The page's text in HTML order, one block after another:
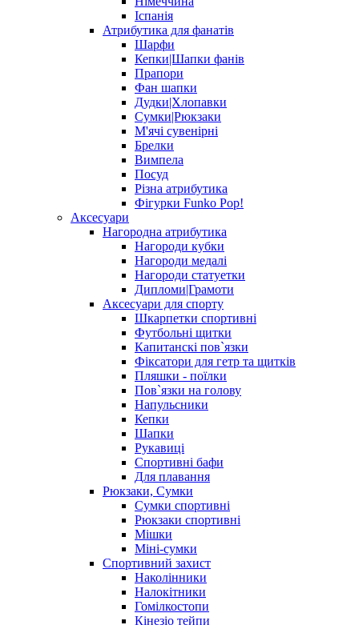
Іспанія
Атрибутика для фанатів
Шарфи
Кепки|Шапки фанів
Прапори
Фан шапки
Дудки|Хлопавки
Сумки|Рюкзаки
М'ячі сувенірні
Брелки
Вимпела
Посуд
Різна атрибутика
Фігурки Funko Pop!
Аксесуари
Нагородна атрибутика
Нагороди кубки
Нагороди медалі
Нагороди статуетки
Дипломи|Грамоти
Аксесуари для спорту
Шкарпетки спортивні
Футбольні щитки
Капитанскі пов`язки
Фіксатори для гетр та щитків
Пляшки - поїлки
Пов`язки на голову
Напульсники
Кепки
Шапки
Рукавиці
Спортивні бафи
Для плавання
Рюкзаки, Сумки
Сумки спортивні
Рюкзаки спортивні
Мішки
Міні-сумки
Спортивний захист
Наколінники
Налокітники
Гомілкостопи
Кінезіо тейпи